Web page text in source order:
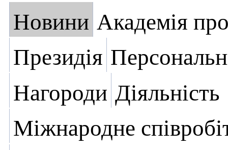
Новини Академія
Президія
Нагороди Діяльність
Міжнародне